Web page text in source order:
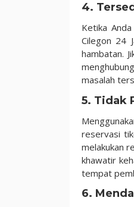
4.
Ketika
Cilegon 24
hambatan.
masalah
5. Tidak
reservasi
melakukan
khawatir
tempat
6.